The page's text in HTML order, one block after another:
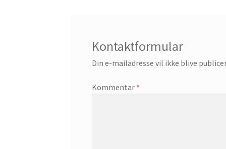
Kontaktformular
Din e-mailadresse vil ikke blive
Kommentar *